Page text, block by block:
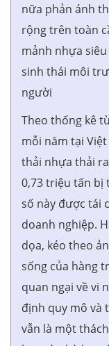
nữa phản ánh
rộng trên toàn
mảnh nhựa
sinh thái môi
người
Theo thống kê
mỗi năm tại
thải nhựa thải
0,73 triệu tấn bị
số này được tái
doanh nghiệp.
dọa, kéo theo
sống của hàng
quan ngại về vi
định quy mô và
vẫn là một